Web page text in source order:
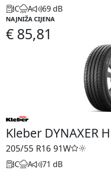
C A 69 dB
NAJNIŽA CIJENA
€ 85,81
Kleber DYNAXER
205/55 R16 91W
C A 71 dB